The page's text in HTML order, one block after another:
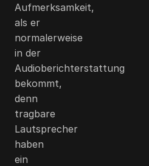
Aufmerksamkeit,
als er
normalerweise
in der
Audioberichterstattung
bekommt,
denn
tragbare
Lautsprecher
haben
ein